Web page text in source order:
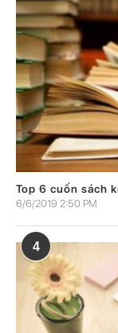
Top 6 cuốn sách
6/6/2019 2:50 PM
4